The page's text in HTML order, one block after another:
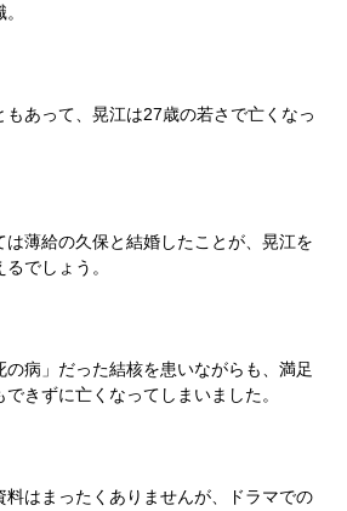
もあって、晃江は27歳の若さで亡くなっ
は薄給の久保と結婚したことが、晃江を
でしょう。
病」だった結核を患いながらも、満足
きずに亡くなってしまいました。
料はまったくありませんが、ドラマでの